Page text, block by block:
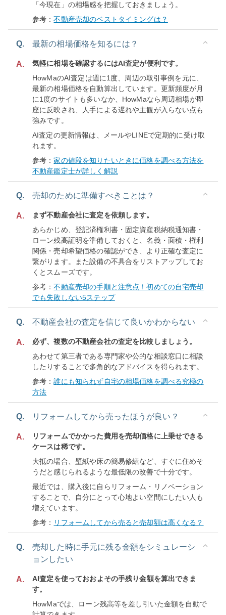
「今現在」の相場感を把握しておきましょう。
参考：不動産売却のベストタイミングは？
Q. 最新の相場価格を知るには？
A.
気軽に相場を確認するにはAI査定が便利です。
HowMaのAI査定は週に1度、周辺の取引事例を元に、
最新の相場価格を自動算出しています。更新頻度が月
に1度のサイトも多いなか、HowMaなら周辺相場が即
座に反映され、人手による遅れや主観が入らない点も
強みです。
AI査定の更新情報は、メールやLINEで定期的に受け取
れます。
参考：家の値段を知りたいときに価格を調べる方法を
不動産鑑定士が詳しく解説
Q. 売却のために準備すべきことは？
A.
まず不動産会社に査定を依頼します。
あらかじめ、登記済権利書・固定資産税納税通知書・
ローン残高証明を準備しておくと、名義・面積・権利
関係・売却希望価格の確認ができ、より正確な査定に
繋がります。また設備の不具合をリストアップしてお
くとスムーズです。
参考：不動産売却の手順と注意点！初めての自宅売却
でも失敗しない5ステップ
Q. 不動産会社の査定を信じて良いかわからない
A.
必ず、複数の不動産会社の査定を比較しましょう。
あわせて第三者である専門家や公的な相談窓口に相談
したりすることで多角的なアドバイスを得られます。
参考：誰にも知られず自宅の相場価格を調べる究極の
方法
Q. リフォームしてから売ったほうが良い？
A.
リフォームでかかった費用を売却価格に上乗せできる
ケースは稀です。
大抵の場合、壁紙や床の簡易修繕など、すぐに住めそ
うだと感じられるような最低限の改善で十分です。
最近では、購入後に自らリフォーム・リノベーション
することで、自分にとって心地よい空間にしたい人も
増えています。
参考： リフォームしてから売ると売却額は高くなる？
Q.
売却した時に手元に残る金額をシミュレーシ
ョンしたい
A.
AI査定を使っておおよその手残り金額を算出できま
す。
HowMaでは、ローン残高等を差し引いた金額を自動で